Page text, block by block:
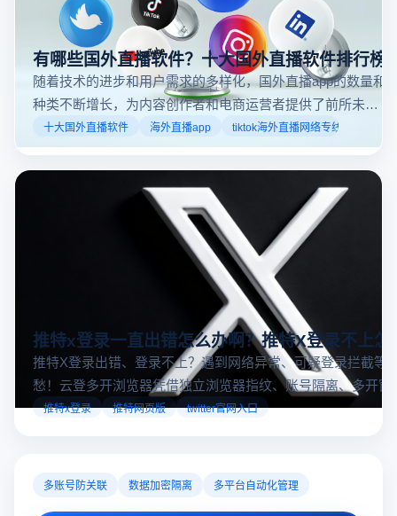
动态来找到直播。推特提供了一个方便的平台，让用户
可以随时随地参与实时互动，无论是关注新闻事件、休
闲活动还是个人直播。接下来，我们将介绍具体的观看
步骤和技巧。
有哪些国外直播软件？十大国外直播软件排行榜
随着技术的进步和用户需求的多样化，国外直播app的数量和
种类不断增长，为内容创作者和电商运营者提供了前所未有
的机遇。如果你是一个跨境电商从业者，想要了解2025年十
大国外直播软件排行榜，那么你来对地方了！接下来跟着云
登多开浏览器一起来了解海外直播平台哪些最受欢迎。
海外直播app tiktok海外直播网络专线
推特x登录一直出错怎么办啊？推特X登录不上